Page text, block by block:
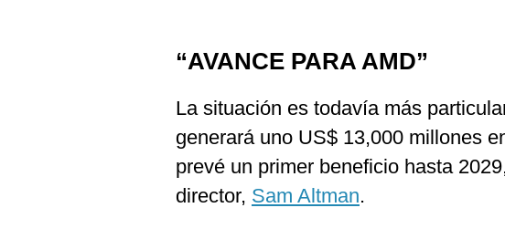
“AVANCE PARA AMD”
La situación es todavía más
generará uno US$ 13,000 millones
prevé un primer beneficio hasta
director, Sam Altman.